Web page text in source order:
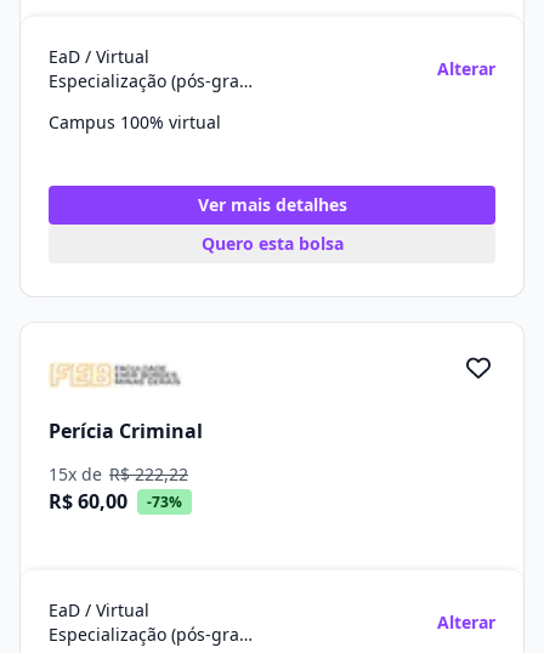
EaD / Virtual
Especialização (pós-graduação)
Alterar
Campus 100% virtual
Ver mais detalhes
Quero esta bolsa
Perícia Criminal
15x de R$ 222,22
R$ 60,00 -73%
EaD / Virtual
Especialização (pós-graduação)
Alterar